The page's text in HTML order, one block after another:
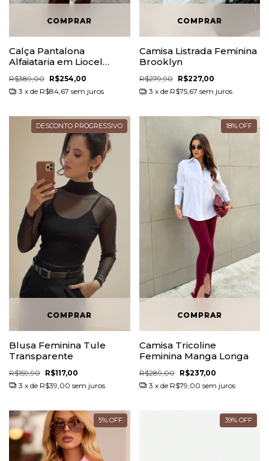
Calça Pantalona
Alfaiataria em Liocel
Valentina
R$389,00 R$254,00
3 x de R$84,67 sem juros
Camisa Listrada Feminina
Brooklyn
R$279,90
R$227,00
3 x de R$75,67 sem juros
DESCONTO PROGRESSIVO
Blusa Feminina Tule
Transparente
R$159,90 R$117,00
3 x de R$39,00 sem juros
18% OFF
Camisa Tricoline
Feminina Manga Longa
R$289,00
R$237,00
3 x de R$79,00 sem juros
5% OFF 39% OFF